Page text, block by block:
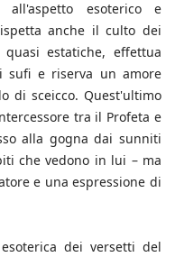
esoterico e
anche il culto dei
estatiche, effettua
sufi e riserva un amore
di sceicco. Quest'ultimo
tra il Profeta e
alla gogna dai sunniti
che vedono in lui – ma
e una espressione di
dei versetti del